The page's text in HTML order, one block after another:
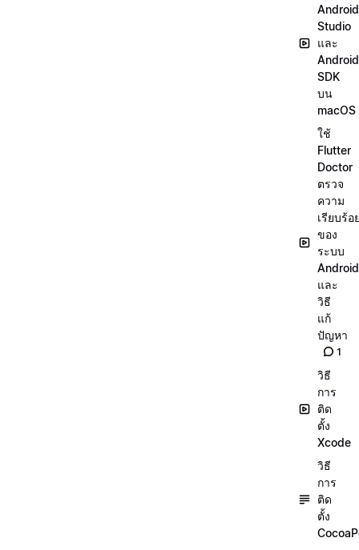
Android
Studio
และ
Android
SDK
บน
macOS
ใช้
Flutter
Doctor
ตรวจ
ความ
เรียบร้อ
ของ
ระบบ
Android
และ
วิธี
แก้
ปัญหา
1
วิธี
การ
ติด
ตั้ง
Xcode
วิธี
การ
ติด
ตั้ง